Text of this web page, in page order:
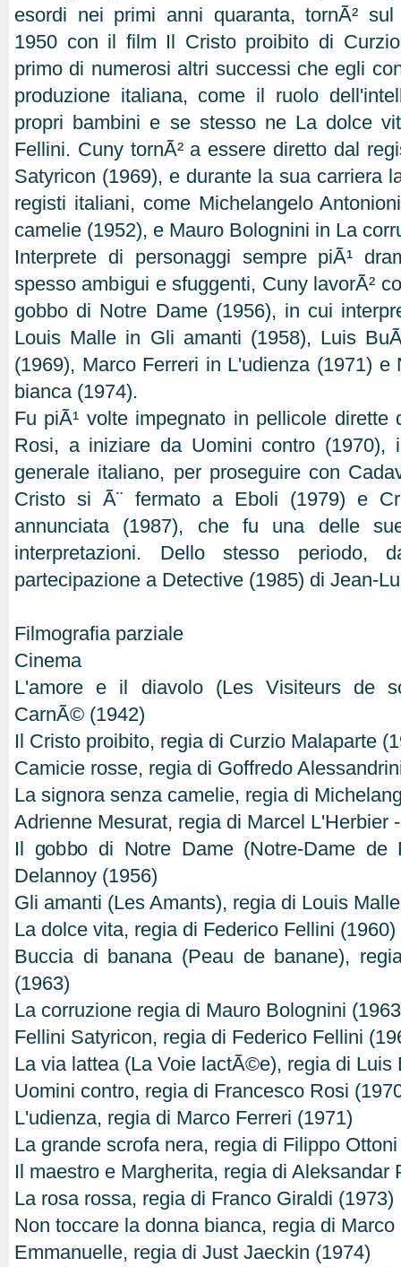
esordi nei primi anni quaranta, tornÃ²
1950 con il film Il Cristo proibito di
primo di numerosi altri successi che egli
produzione italiana, come il ruolo
propri bambini e se stesso ne La dolce
Fellini. Cuny tornÃ² a essere diretto dal
Satyricon (1969), e durante la sua carriera
registi italiani, come Michelangelo
camelie (1952), e Mauro Bolognini in La
Interprete di personaggi sempre piÃ¹
spesso ambigui e sfuggenti, Cuny lavorÃ²
gobbo di Notre Dame (1956), in cui
Louis Malle in Gli amanti (1958), Luis
(1969), Marco Ferreri in L'udienza (1971) e
bianca (1974).
Fu piÃ¹ volte impegnato in pellicole dirette
Rosi, a iniziare da Uomini contro (1970),
generale italiano, per proseguire con
Cristo si Ã¨ fermato a Eboli (1979) e
annunciata (1987), che fu una delle
interpretazioni. Dello stesso periodo,
partecipazione a Detective (1985) di Jean-
Filmografia parziale
Cinema
L'amore e il diavolo (Les Visiteurs de
CarnÃ© (1942)
Il Cristo proibito, regia di Curzio Malaparte
Camicie rosse, regia di Goffredo
La signora senza camelie, regia di
Adrienne Mesurat, regia di Marcel L'Herbier
Il gobbo di Notre Dame (Notre-Dame de
Delannoy (1956)
Gli amanti (Les Amants), regia di Louis
La dolce vita, regia di Federico Fellini (1960)
Buccia di banana (Peau de banane),
(1963)
La corruzione regia di Mauro Bolognini
Fellini Satyricon, regia di Federico Fellini
La via lattea (La Voie lactÃ©e), regia di Luis
Uomini contro, regia di Francesco Rosi
L'udienza, regia di Marco Ferreri (1971)
La grande scrofa nera, regia di Filippo
Il maestro e Margherita, regia di Aleksandar
La rosa rossa, regia di Franco Giraldi (1973)
Non toccare la donna bianca, regia di Marco
Emmanuelle, regia di Just Jaeckin (1974)